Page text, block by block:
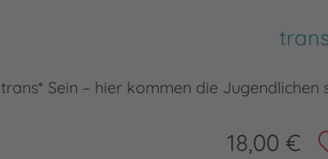
trans* Sein – hier kommen die
18,00 €